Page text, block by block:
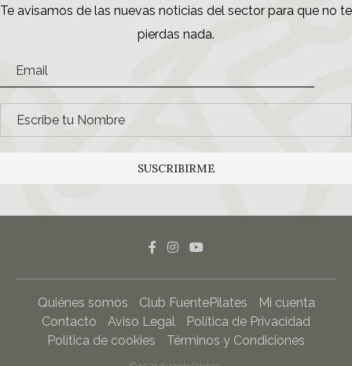
Te avisamos de las nuevas noticias del sector para que no te
pierdas nada.
SUSCRIBIRME
Quiénes somos Club FuentePilates
Mi cuenta
Contacto
Aviso Legal
Política de Privacidad
Política de cookies
Términos y Condiciones